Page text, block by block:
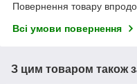
Повернення товару
Всі умови повернення
З цим товаром також